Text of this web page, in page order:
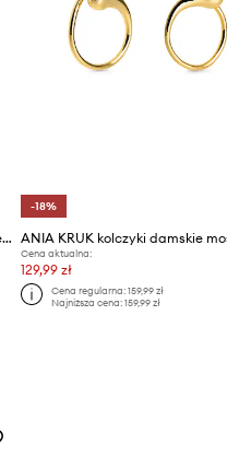
ANIA KRUK kolczyki ze srebra pokrytego złotem DUO
-18%
Cena aktualna:
129,99 zł
Cena regularna: 159,99 zł
Najniższa cena: 159,99 zł